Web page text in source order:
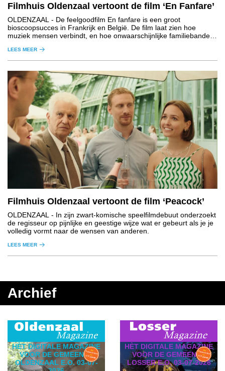
Filmhuis Oldenzaal vertoont de film ‘En Fanfare’
OLDENZAAL - De feelgoodfilm En fanfare is een groot
bioscoopsucces in Frankrijk en België. De film laat zien hoe
muziek mensen verbindt, en hoe onwaarschijnlijke familiebanden
LEES MEER
Filmhuis Oldenzaal vertoont de film ‘Peacock’
OLDENZAAL - In zijn zwart-komische speelfilmdebuut onderzoekt
de regisseur op pijnlijke en geestige wijze wat er gebeurt als je je
volledig vormt naar de wensen van anderen.
LEES MEER
Archief
HÈT DIGITALE MAGAZINE
VOOR DE GEMEENTE
OLDENZAAL E.O. 03-07-
HÈT DIGITALE MAGAZINE
VOOR DE GEMEENTE
LOSSER E.O. 03-07-2026